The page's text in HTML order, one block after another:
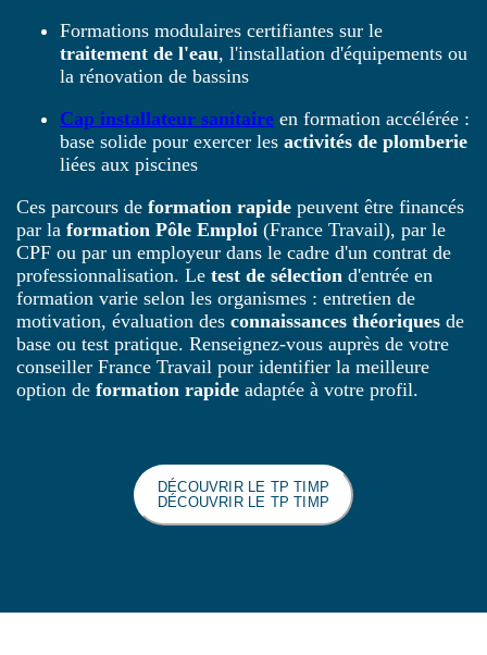
Formations modulaires certifiantes sur le
traitement de l'eau, l'installation d'équipements ou
la rénovation de bassins
Cap installateur sanitaire en formation accélérée :
base solide pour exercer les activités de plomberie
liées aux piscines
Ces parcours de formation rapide peuvent être financés
par la formation Pôle Emploi (France Travail), par le
CPF ou par un employeur dans le cadre d'un contrat de
professionnalisation. Le test de sélection d'entrée en
formation varie selon les organismes : entretien de
motivation, évaluation des connaissances théoriques de
base ou test pratique. Renseignez-vous auprès de votre
conseiller France Travail pour identifier la meilleure
option de formation rapide adaptée à votre profil.
DÉCOUVRIR LE TP TIMP
DÉCOUVRIR LE TP TIMP